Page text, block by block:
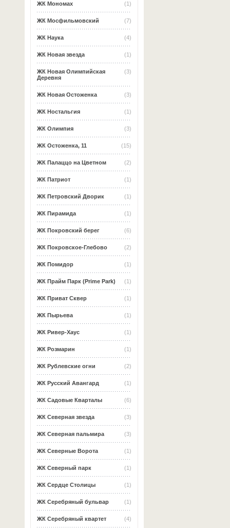
(1)
ЖК Мономах
(7)
ЖК Мосфильмовский
(4)
ЖК Наука
(1)
ЖК Новая звезда
(3)
ЖК Новая Олимпийская
Деревня
(3)
ЖК Новая Остоженка
(1)
ЖК Ностальгия
(3)
ЖК Олимпия
(15)
ЖК Остоженка, 11
(2)
ЖК Палаццо на Цветном
(1)
ЖК Патриот
(1)
ЖК Петровский Дворик
(1)
ЖК Пирамида
(6)
ЖК Покровский берег
(2)
ЖК Покровское-Глебово
(1)
ЖК Помидор
(1)
ЖК Прайм Парк (Prime Park)
(1)
ЖК Приват Сквер
(1)
ЖК Пырьева
(1)
ЖК Ривер-Хаус
(1)
ЖК Розмарин
(2)
ЖК Рублевские огни
(1)
ЖК Русский Авангард
(6)
ЖК Садовые Кварталы
(3)
ЖК Северная звезда
(3)
ЖК Северная пальмира
(1)
ЖК Северные Ворота
(1)
ЖК Северный парк
(1)
ЖК Сердце Столицы
(1)
ЖК Серебряный бульвар
(4)
ЖК Серебряный квартет